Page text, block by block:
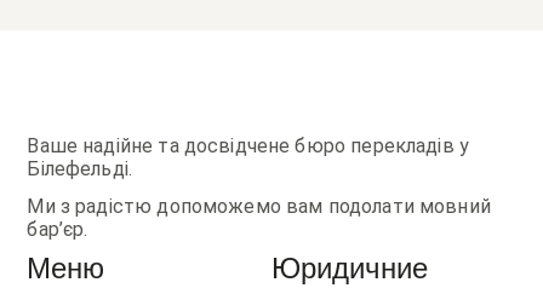
Ваше надійне та досвідчене бюро перекладів у
Білефельді.
Ми з радістю допоможемо вам подолати мовний
бар’єр.
Меню Юридичние